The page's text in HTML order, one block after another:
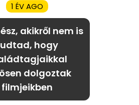
1 ÉV AGO
akikről nem is
hogy
dolgoztak
filmjeikben